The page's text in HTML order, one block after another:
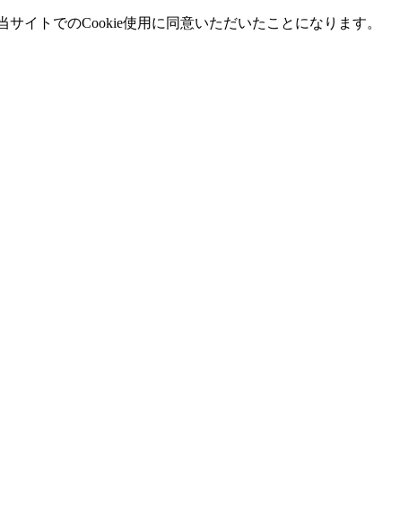
イトでのCookie使用に同意いただいたことになります。